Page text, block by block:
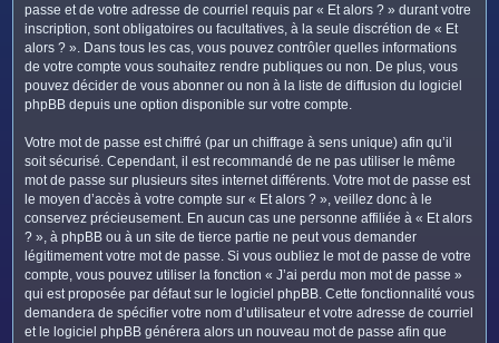
passe et de votre adresse de courriel requis par « Et alors ? » durant votre
inscription, sont obligatoires ou facultatives, à la seule discrétion de « Et
alors ? ». Dans tous les cas, vous pouvez contrôler quelles informations
de votre compte vous souhaitez rendre publiques ou non. De plus, vous
pouvez décider de vous abonner ou non à la liste de diffusion du logiciel
phpBB depuis une option disponible sur votre compte.
Votre mot de passe est chiffré (par un chiffrage à sens unique) afin qu’il
soit sécurisé. Cependant, il est recommandé de ne pas utiliser le même
mot de passe sur plusieurs sites internet différents. Votre mot de passe est
le moyen d’accès à votre compte sur « Et alors ? », veillez donc à le
conservez précieusement. En aucun cas une personne affiliée à « Et alors
? », à phpBB ou à un site de tierce partie ne peut vous demander
légitimement votre mot de passe. Si vous oubliez le mot de passe de votre
compte, vous pouvez utiliser la fonction « J’ai perdu mon mot de passe »
qui est proposée par défaut sur le logiciel phpBB. Cette fonctionnalité vous
demandera de spécifier votre nom d’utilisateur et votre adresse de courriel
et le logiciel phpBB générera alors un nouveau mot de passe afin que